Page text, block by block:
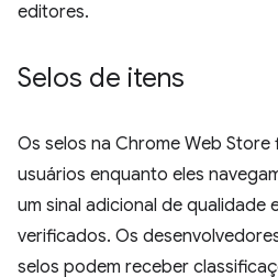
editores.
Selos de itens
Os selos na Chrome Web Store
usuários enquanto eles
um sinal adicional de qualidade
verificados. Os
selos podem receber